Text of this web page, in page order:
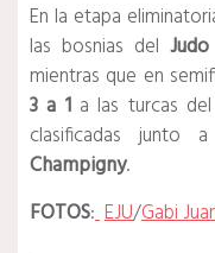
En la etapa
las bosnias del
mientras que en
3 a 1a las turcas del
clasificadas junto
Champigny.
FOTOS: EJU/Gabi